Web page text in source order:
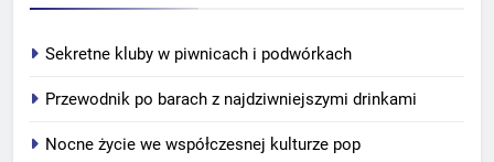
Sekretne kluby w piwnicach i podwórkach
Przewodnik po barach z najdziwniejszymi drinkami
Nocne życie we współczesnej kulturze pop